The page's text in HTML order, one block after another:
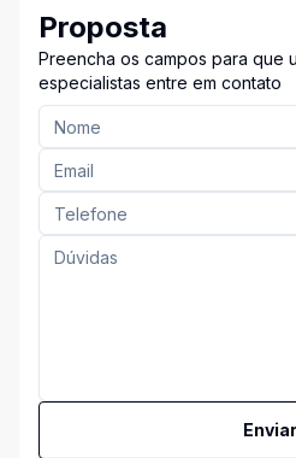
Proposta
Preencha os campos para que
especialistas entre em contato
Enviar